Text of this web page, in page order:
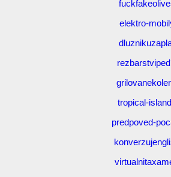
elektro-
tropical-
predpoved-